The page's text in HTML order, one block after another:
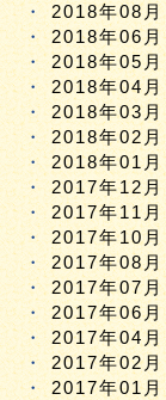
2018年08月
2018年06月
2018年05月
2018年04月
2018年03月
2018年02月
2018年01月
2017年12月
2017年11月
2017年10月
2017年08月
2017年07月
2017年06月
2017年04月
2017年02月
2017年01月